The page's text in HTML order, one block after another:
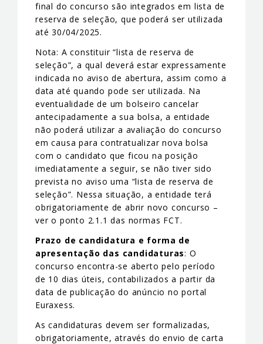
final do concurso são integrados em lista de
reserva de seleção, que poderá ser utilizada
até 30/04/2025.
Nota: A constituir “lista de reserva de
seleção”, a qual deverá estar expressamente
indicada no aviso de abertura, assim como a
data até quando pode ser utilizada. Na
eventualidade de um bolseiro cancelar
antecipadamente a sua bolsa, a entidade
não poderá utilizar a avaliação do concurso
em causa para contratualizar nova bolsa
com o candidato que ficou na posição
imediatamente a seguir, se não tiver sido
prevista no aviso uma “lista de reserva de
seleção”. Nessa situação, a entidade terá
obrigatoriamente de abrir novo concurso –
ver o ponto 2.1.1 das normas FCT.
Prazo de candidatura e forma de
apresentação das candidaturas: O
concurso encontra-se aberto pelo período
de 10 dias úteis, contabilizados a partir da
data de publicação do anúncio no portal
Euraxess.
As candidaturas devem ser formalizadas,
obrigatoriamente, através do envio de carta